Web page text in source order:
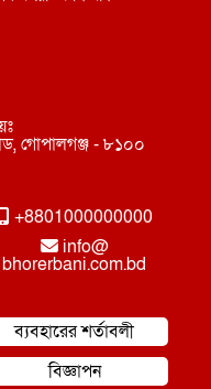
গোপালগঞ্জ - ৮১০০
+8801000000000
info@
bhorerbani.com.bd
ব্যবহারের শর্তাবলী
বিজ্ঞাপন